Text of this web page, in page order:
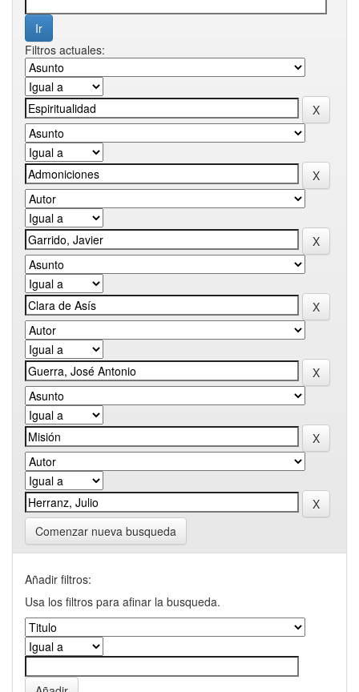
Filtros actuales:
Comenzar nueva busqueda
Añadir filtros:
Usa los filtros para afinar la busqueda.